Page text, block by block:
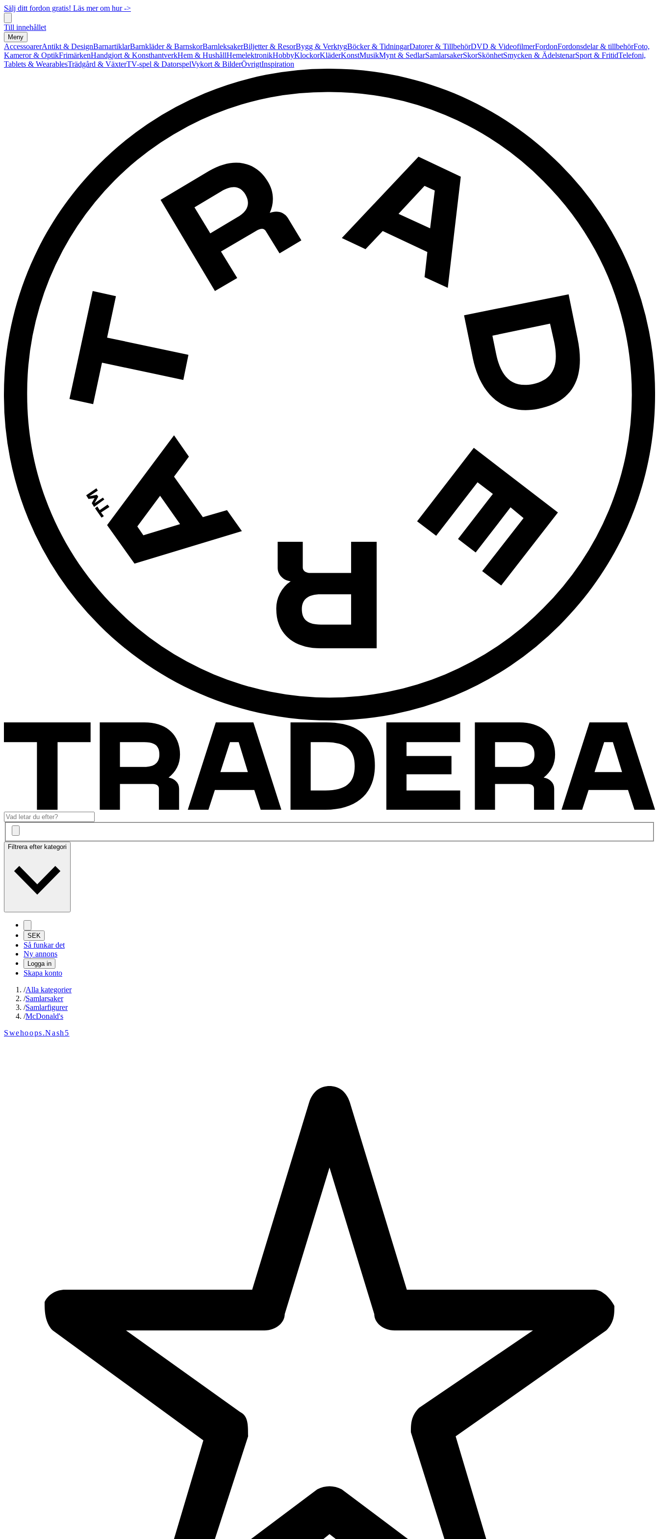
Sälj ditt fordon gratis! Läs mer om hur ->
Till innehållet
Meny
AccessoarerAntikt & DesignBarnartiklarBarnkläder & BarnskorBarnleksakerBiljetter & ResorBygg & VerktygBöcker & TidningarDatorer & TillbehörDVD & VideofilmerFordonFordonsdelar & tillbehörFoto,
Kameror & OptikFrimärkenHandgjort & KonsthantverkHem & HushållHemelektronikHobbyKlockorKläderKonstMusikMynt & SedlarSamlarsakerSkorSkönhetSmycken & ÄdelstenarSport & FritidTelefoni,
Tablets & WearablesTrädgård & VäxterTV-spel & DatorspelVykort & BilderÖvrigtInspiration
Filtrera efter kategori
SEK
Så funkar det
Ny annons
Logga in
Skapa konto
/Alla kategorier
/Samlarsaker
/Samlarfigurer
/McDonald's
Swehoops.Nash5